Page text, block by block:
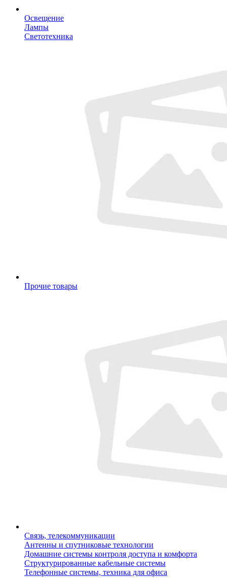
Освещение
Лампы
Светотехника
Прочие товары
Связь, телекоммуникации
Антенны и спутниковые технологии
Домашние системы контроля доступа и комфорта
Структурированные кабельные системы
Телефонные системы, техника для офиса